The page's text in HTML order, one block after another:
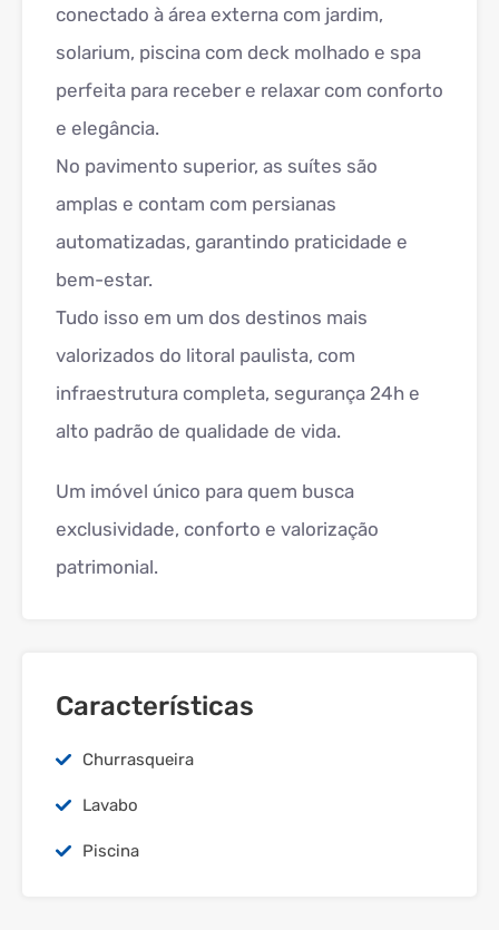
conectado à área externa com jardim,
solarium, piscina com deck molhado e spa
perfeita para receber e relaxar com conforto
e elegância.
No pavimento superior, as suítes são
amplas e contam com persianas
automatizadas, garantindo praticidade e
bem-estar.
Tudo isso em um dos destinos mais
valorizados do litoral paulista, com
infraestrutura completa, segurança 24h e
alto padrão de qualidade de vida.
Um imóvel único para quem busca
exclusividade, conforto e valorização
patrimonial.
Características
Churrasqueira
Lavabo
Piscina